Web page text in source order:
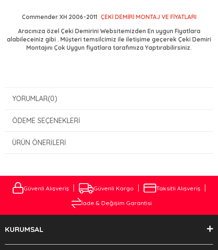
Commender XH 2006-2011 ÇEKİ DEMİRİ MONTAJ VE FİYATLARI
Aracınıza özel Çeki Demirini Websitemizden En uygun Fiyatlara
alabileceiniz gibi . Müşteri temsilcimiz ile iletişime geçerek Çeki Demiri
Montajını Çok Uygun fiyatlara tarafımıza Yaptırabilirsiniz.
YORUMLAR(0)
ÖDEME SEÇENEKLERI
ÜRÜN ÖNERILERI
Güvenli Alışveriş Güvenli Kargo
Taksitli Alışveriş
İade & Değişim Garantisi
KURUMSAL